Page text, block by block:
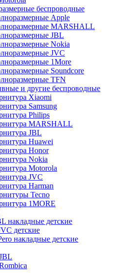
беспроводные
Apple
MARSHALL
JBL
Nokia
JVC
1More
Soundcore
TFN
и другие беспроводные
Xiaomi
Samsung
Philips
MARSHALL
JBL
Huawei
Honor
Nokia
Motorola
JVC
Harman
Tecno
1MORE
накладные детские
детские
накладные детские